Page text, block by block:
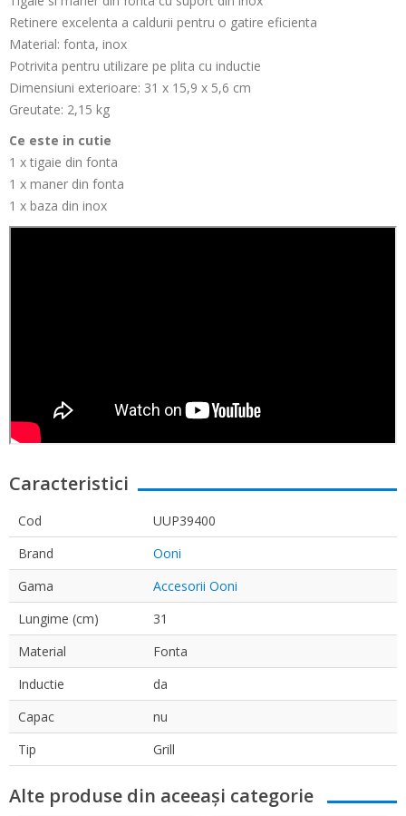
Retinere excelenta a caldurii pentru o gatire eficienta
Material: fonta, inox
Potrivita pentru utilizare pe plita cu inductie
Dimensiuni exterioare: 31 x 15,9 x 5,6 cm
Greutate: 2,15 kg
Ce este in cutie
1 x tigaie din fonta
1 x maner din fonta
1 x baza din inox
Caracteristici
Cod
UUP39400
Brand
Ooni
Gama
Accesorii Ooni
Lungime (cm)
31
Material
Fonta
Inductie
da
Capac
nu
Tip
Grill
Alte produse din aceeași categorie